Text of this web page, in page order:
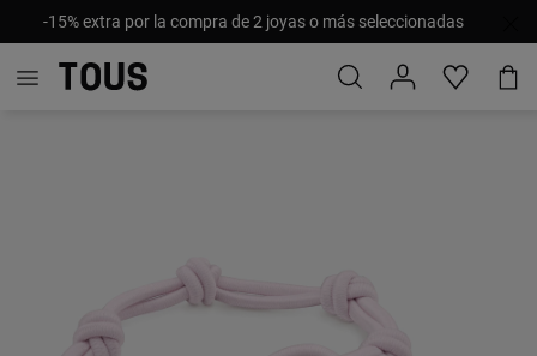
-15% extra por la compra de 2 joyas o más seleccionadas